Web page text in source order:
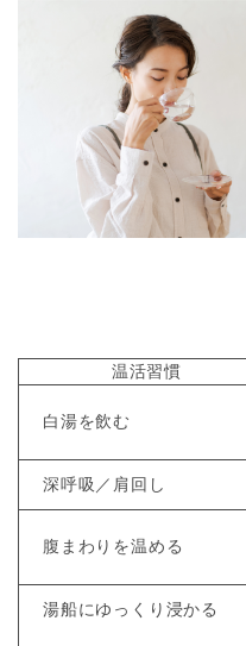
温活習慣
白湯を飲む
深呼吸／肩回し
腹まわりを温める
湯船にゆっくり浸かる